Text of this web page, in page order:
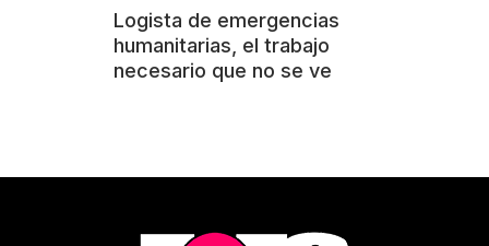
Logista de emergencias
humanitarias, el trabajo
necesario que no se ve